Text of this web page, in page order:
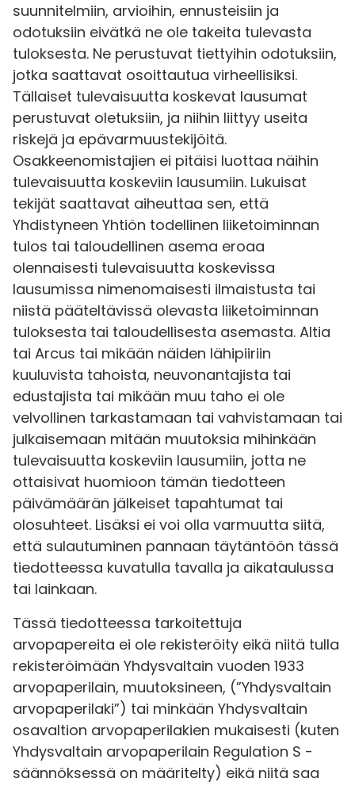
suunnitelmiin, arvioihin, ennusteisiin ja
odotuksiin eivätkä ne ole takeita tulevasta
tuloksesta. Ne perustuvat tiettyihin odotuksiin,
jotka saattavat osoittautua virheellisiksi.
Tällaiset tulevaisuutta koskevat lausumat
perustuvat oletuksiin, ja niihin liittyy useita
riskejä ja epävarmuustekijöitä.
Osakkeenomistajien ei pitäisi luottaa näihin
tulevaisuutta koskeviin lausumiin. Lukuisat
tekijät saattavat aiheuttaa sen, että
Yhdistyneen Yhtiön todellinen liiketoiminnan
tulos tai taloudellinen asema eroaa
olennaisesti tulevaisuutta koskevissa
lausumissa nimenomaisesti ilmaistusta tai
niistä pääteltävissä olevasta liiketoiminnan
tuloksesta tai taloudellisesta asemasta. Altia
tai Arcus tai mikään näiden lähipiiriin
kuuluvista tahoista, neuvonantajista tai
edustajista tai mikään muu taho ei ole
velvollinen tarkastamaan tai vahvistamaan tai
julkaisemaan mitään muutoksia mihinkään
tulevaisuutta koskeviin lausumiin, jotta ne
ottaisivat huomioon tämän tiedotteen
päivämäärän jälkeiset tapahtumat tai
olosuhteet. Lisäksi ei voi olla varmuutta siitä,
että sulautuminen pannaan täytäntöön tässä
tiedotteessa kuvatulla tavalla ja aikataulussa
tai lainkaan.
Tässä tiedotteessa tarkoitettuja
arvopapereita ei ole rekisteröity eikä niitä tulla
rekisteröimään Yhdysvaltain vuoden 1933
arvopaperilain, muutoksineen, (”Yhdysvaltain
arvopaperilaki”) tai minkään Yhdysvaltain
osavaltion arvopaperilakien mukaisesti (kuten
Yhdysvaltain arvopaperilain Regulation S -
säännöksessä on määritelty) eikä niitä saa